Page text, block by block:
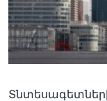
Տնտեսագետների